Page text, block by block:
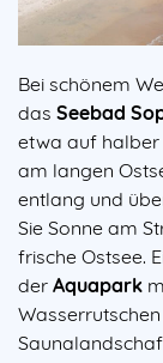
Bei schönem
das Seebad
etwa auf halber
am langen
entlang und
Sie Sonne am
frische Ostsee.
der Aquapark